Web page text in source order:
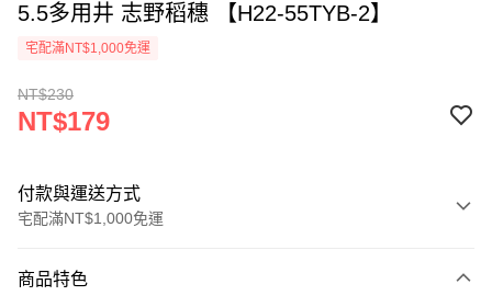
5.5多用井 志野稻穗 【H22-55TYB-2】
宅配滿NT$1,000免運
NT$230
NT$179
付款與運送方式
宅配滿NT$1,000免運
信用卡一次付款
商品特色